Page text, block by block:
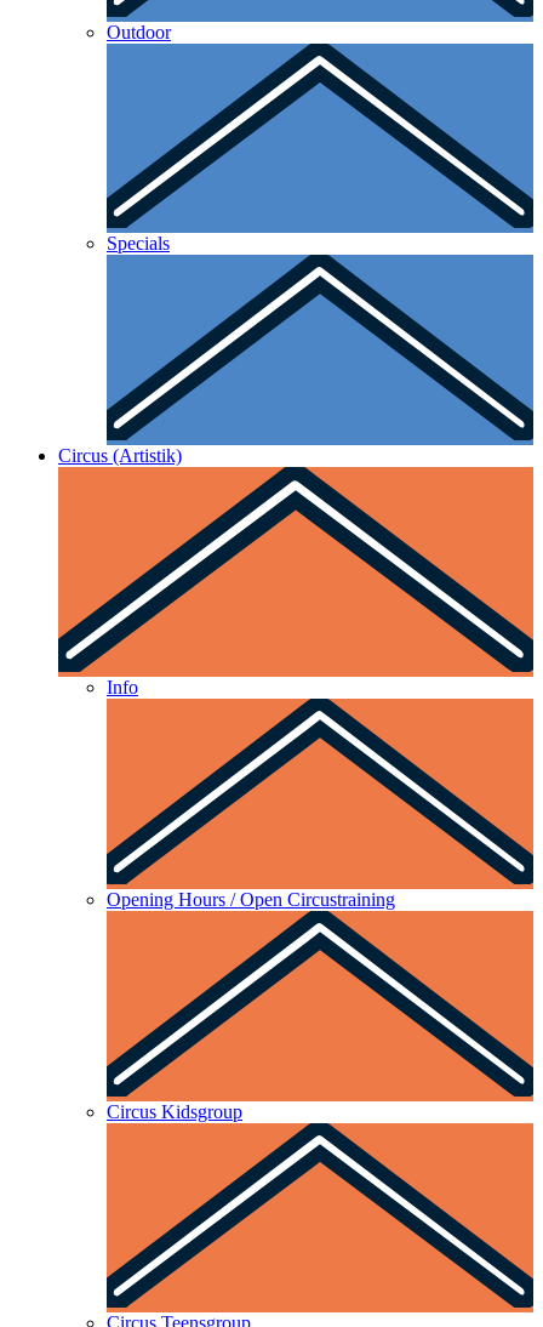
Outdoor
Specials
Circus (Artistik)
Info
Opening Hours / Open Circustraining
Circus Kidsgroup
Circus Teensgroup